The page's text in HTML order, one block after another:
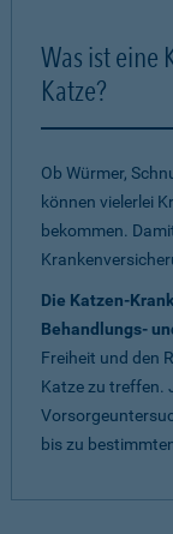
Was ist eine
Katze?
Ob Würmer,
können vielerlei
bekommen.
Die Katzen-
Behandlungs-
Freiheit und den
Katze zu treffen.
bis zu